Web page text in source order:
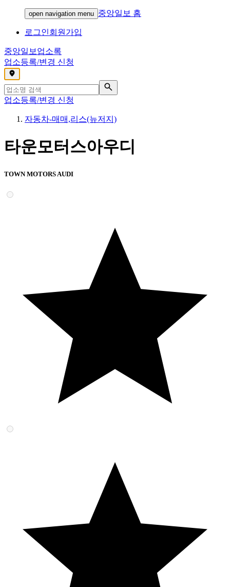
open navigation menu 중앙일보 홈
로그인회원가입
중앙일보 업소록
업소등록/변경 신청
,
업소등록/변경 신청
자동차-매매,리스(뉴저지)
타운모터스아우디
TOWN MOTORS AUDI